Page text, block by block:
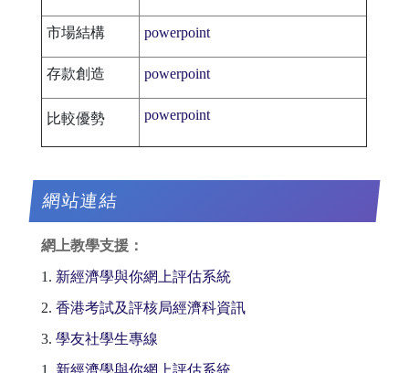
市場結構 powerpoint
存款創造 powerpoint
比較優勢 powerpoint
網站連結
網上教學支援：
1. 新經濟學與你網上評估系統
2.香港考試及評核局經濟科資訊
3.學友社學生專線
1. 新經濟學與你網上評估系統